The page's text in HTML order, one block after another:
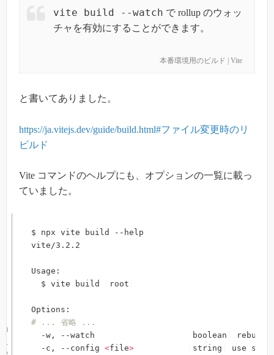
vite build --watch で rollup のウォッ
チャを有効にすることができます。
本番環境用のビルド | Vite
と書いてありました。
https://ja.vitejs.dev/guide/build.html#ファイル変更時のリ
ビルド
Vite コマンドのヘルプにも、オプションの一覧に載っ
ていました。
$ npx vite build --help
vite/3.2.2
Usage:
  $ vite build
root
# ... 省略 ...
  -w, --watch
boolean
  -c, --config
<file> string
use